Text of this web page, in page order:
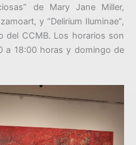
de Mary Jane Miller,
y “Delirium Iluminae”,
del CCMB. Los horarios son
a 18:00 horas y domingo de